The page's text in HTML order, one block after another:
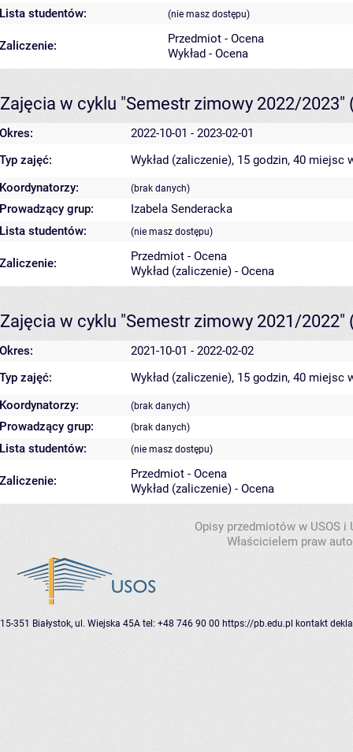
Lista studentów: (nie masz dostępu)
Zaliczenie:
Przedmiot - Ocena
Wykład - Ocena
Zajęcia w cyklu "Semestr zimowy 2022/2023"
Okres:
2022-10-01 - 2023-02-01
Typ zajęć:
Wykład (zaliczenie), 15 godzin, 40 miejsc
Koordynatorzy:
(brak danych)
Prowadzący grup:
Izabela Senderacka
Lista studentów:
(nie masz dostępu)
Zaliczenie:
Przedmiot - Ocena
Wykład (zaliczenie) - Ocena
Zajęcia w cyklu "Semestr zimowy 2021/2022"
Okres:
2021-10-01 - 2022-02-02
Typ zajęć:
Wykład (zaliczenie), 15 godzin, 40 miejsc
Koordynatorzy:
(brak danych)
Prowadzący grup: (brak danych)
Lista studentów: (nie masz dostępu)
Zaliczenie:
Przedmiot - Ocena
Wykład (zaliczenie) - Ocena
Opisy przedmiotów w USOS
Właścicielem praw
15-351 Białystok, ul. Wiejska 45A tel: +48 746 90 00 https://pb.edu.pl kontakt